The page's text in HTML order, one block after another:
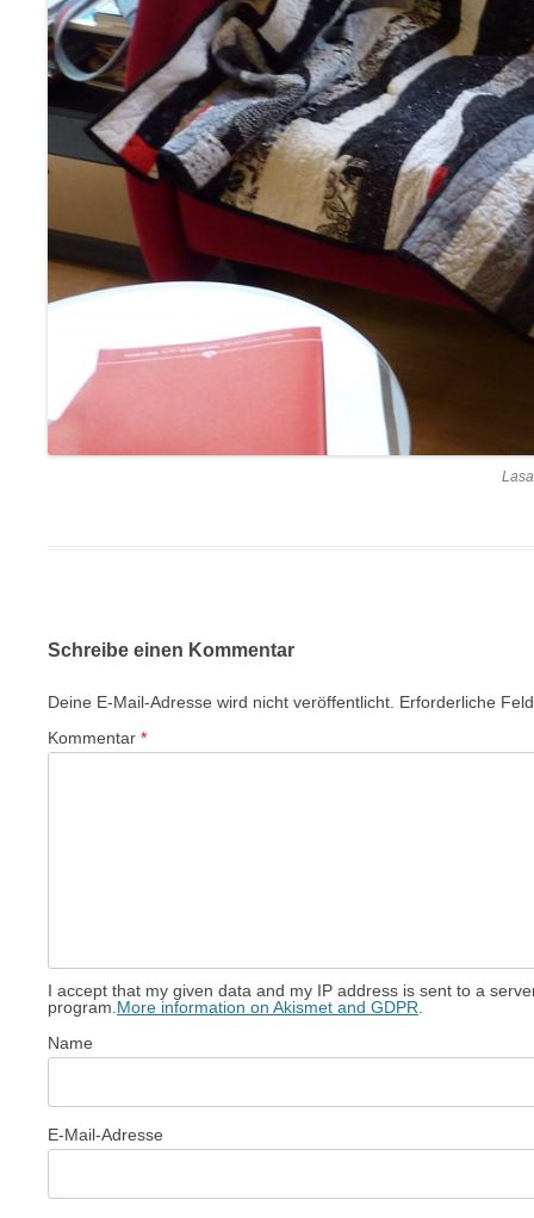
Schreibe einen Kommentar
Deine E-Mail-Adresse wird nicht veröffentlicht. Erforderliche
Kommentar *
I accept that my given data and my IP address is sent to a
program.More information on Akismet and GDPR.
Name
E-Mail-Adresse